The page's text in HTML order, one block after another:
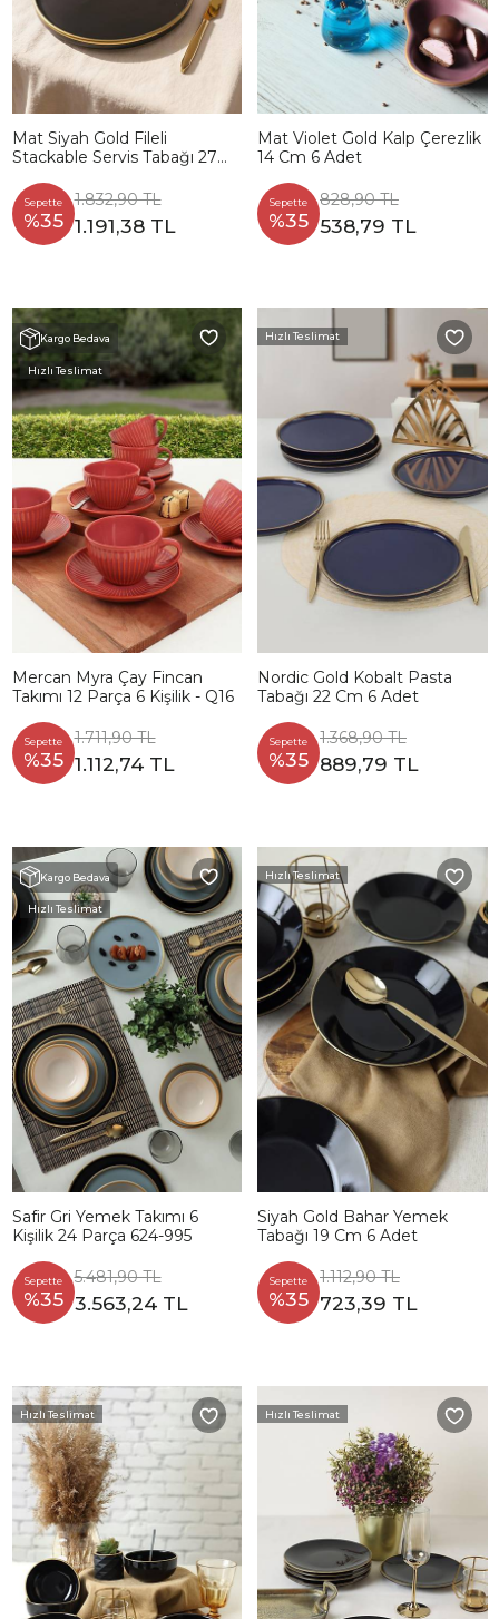
Mat Siyah Gold Fileli
Stackable Servis Tabağı 27
Sepette
%35
1.832,90 TL
1.191,38 TL
Mat Violet Gold Kalp Çerezlik
14 Cm 6 Adet
Sepette
%35
828,90 TL
538,79 TL
Kargo Bedava
Hızlı Teslimat
Mercan Myra Çay Fincan
Takımı 12 Parça 6 Kişilik - Q16
Sepette
%35
1.711,90 TL
1.112,74 TL
Hızlı Teslimat
Nordic Gold Kobalt Pasta
Tabağı 22 Cm 6 Adet
Sepette
%35
1.368,90 TL
889,79 TL
Kargo Bedava
Hızlı Teslimat
Safir Gri Yemek Takımı 6
Kişilik 24 Parça 624-995
Sepette
%35
5.481,90 TL
3.563,24 TL
Hızlı Teslimat
Siyah Gold Bahar Yemek
Tabağı 19 Cm 6 Adet
Sepette
%35
1.112,90 TL
723,39 TL
Hızlı Teslimat Hızlı Teslimat